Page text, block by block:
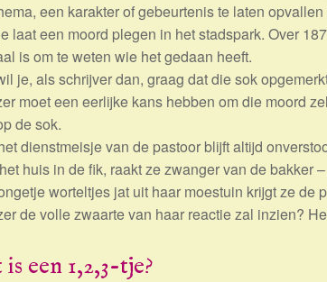
een karakter of gebeurtenis te laten
laat een moord plegen in het stadspark. Over
is om te weten wie het gedaan heeft.
je, als schrijver dan, graag dat die sok
moet een eerlijke kans hebben om die moord
de sok.
dienstmeisje van de pastoor blijft altijd
huis in de fik, raakt ze zwanger van de bakker
worteltjes jat uit haar moestuin krijgt ze
de volle zwaarte van haar reactie zal inzien?
is een 1,2,3-tje?